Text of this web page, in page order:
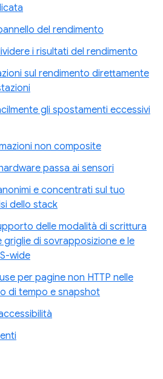
del rendimento
i risultati del rendimento
sul rendimento direttamente
gli spostamenti eccessivi
non composite
passa ai sensori
e concentrati sul tuo
dello stack
delle modalità di scrittura
griglie di sovrapposizione e le
wide
per pagine non HTTP nelle
di tempo e snapshot